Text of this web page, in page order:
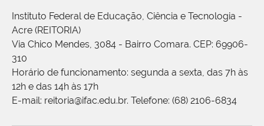
Instituto Federal de Educação, Ciência e Tecnologia -
Acre (REITORIA)
Via Chico Mendes, 3084 - Bairro Comara. CEP: 69906-
310
Horário de funcionamento: segunda a sexta, das 7h às
12h e das 14h às 17h
E-mail: reitoria@ifac.edu.br. Telefone: (68) 2106-6834